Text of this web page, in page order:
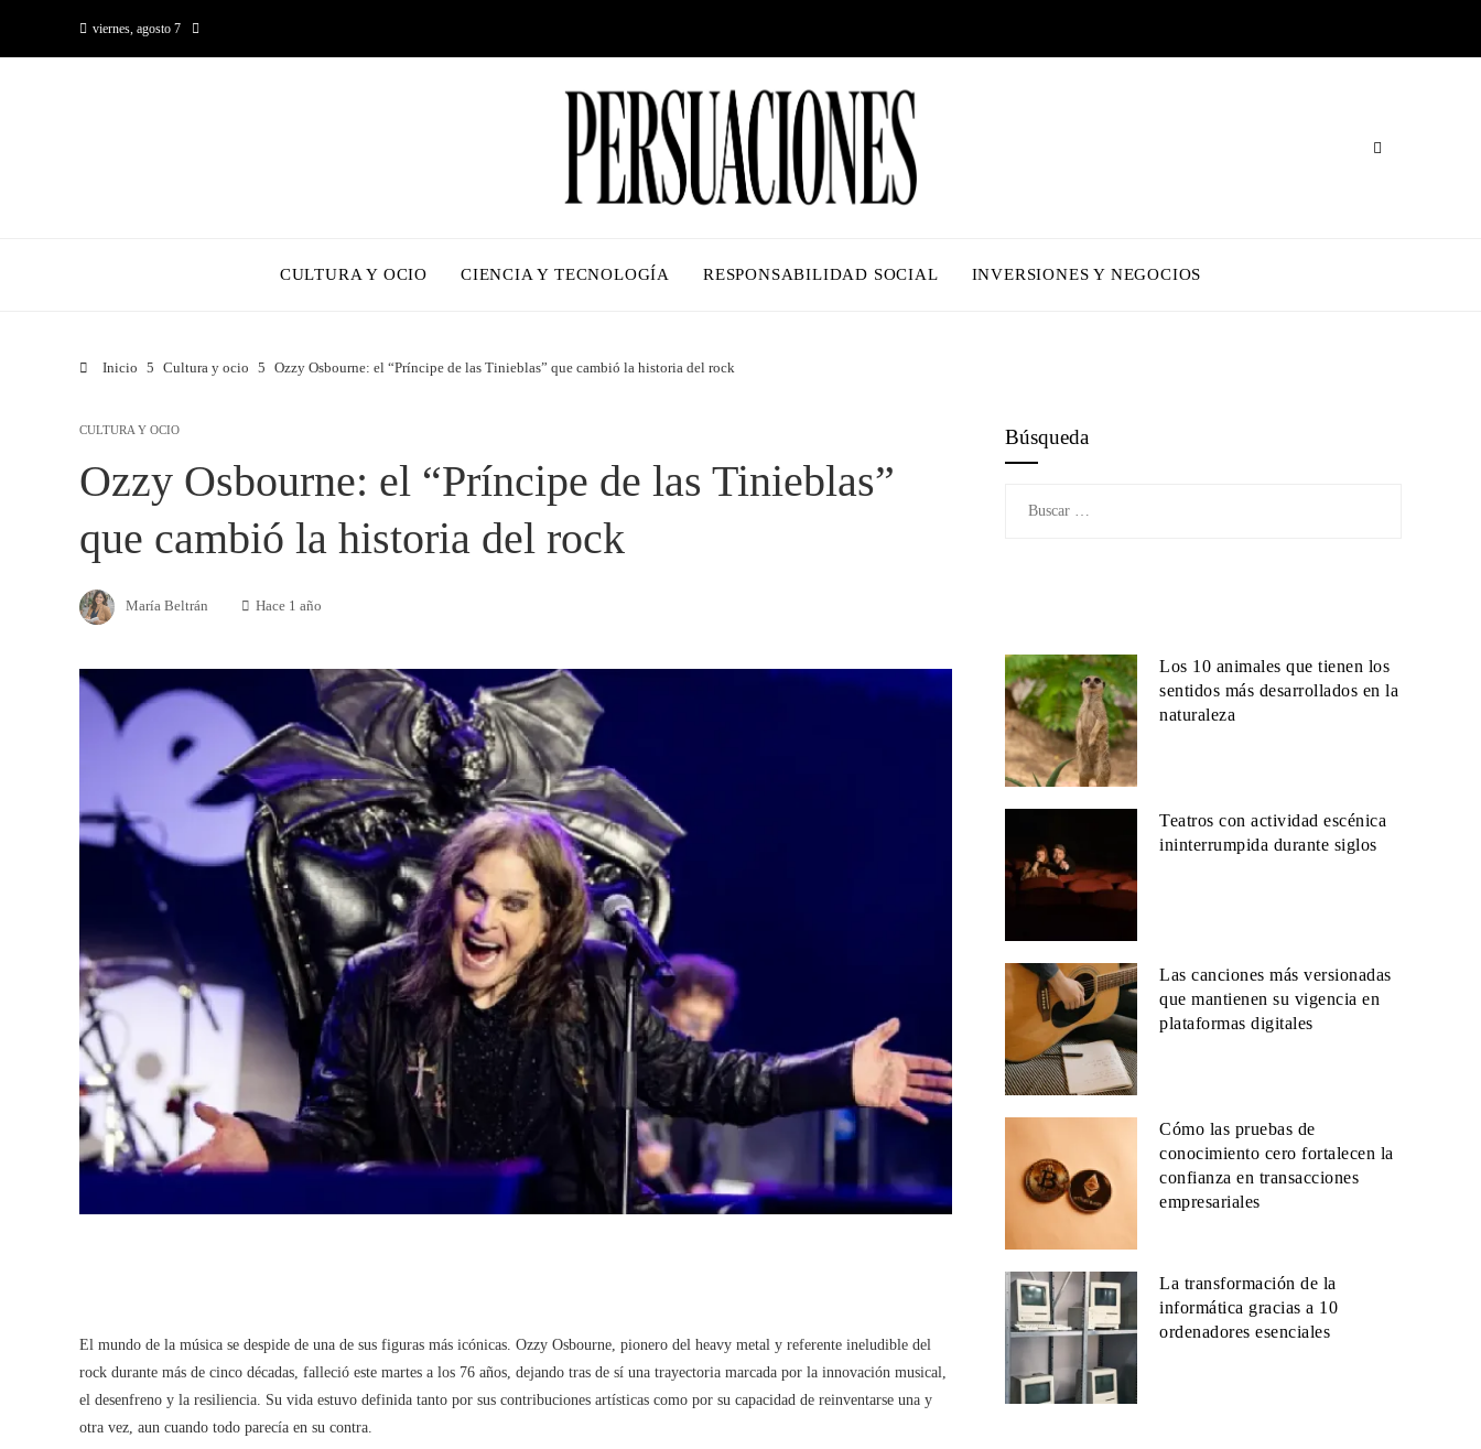
viernes, agosto 7
CULTURA Y OCIO CIENCIA Y TECNOLOGÍA RESPONSABILIDAD SOCIAL INVERSIONES Y NEGOCIOS
Inicio Cultura y ocio Ozzy Osbourne: el “Príncipe de las Tinieblas” que cambió la historia del rock
CULTURA Y OCIO
Ozzy Osbourne: el “Príncipe de las Tinieblas”
que cambió la historia del rock
María Beltrán Hace 1 año
El mundo de la música se despide de una de sus figuras más icónicas. Ozzy Osbourne, pionero del heavy metal y referente ineludible del
rock durante más de cinco décadas, falleció este martes a los 76 años, dejando tras de sí una trayectoria marcada por la innovación musical,
el desenfreno y la resiliencia. Su vida estuvo definida tanto por sus contribuciones artísticas como por su capacidad de reinventarse una y
otra vez, aun cuando todo parecía en su contra.
Búsqueda
Los 10 animales que tienen los
sentidos más desarrollados en la
naturaleza
Teatros con actividad escénica
ininterrumpida durante siglos
Las canciones más versionadas
que mantienen su vigencia en
plataformas digitales
Cómo las pruebas de
conocimiento cero fortalecen la
confianza en transacciones
empresariales
La transformación de la
informática gracias a 10
ordenadores esenciales